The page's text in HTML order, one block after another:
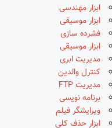
ابزار مهندسی
ابزار موسیقی
فشرده سازی
ابزار موسیقی
مدیریت ابری
کنترل والدین
مدیریت FTP
برنامه نویسی
ویرایشگر فیلم
ابزار حذف کلی